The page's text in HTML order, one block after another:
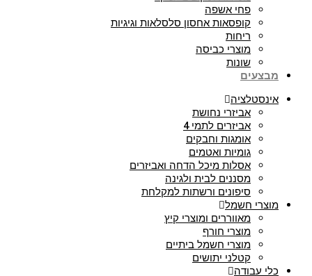
פחי אשפה
קופסאות אחסון סלסלאות וגיגיות
ריחות
מוצרי כביסה
שונות
מבצעים
אינסטלציה
אביזרי נחושת
אביזרים לתמי 4
אומגות וחבקים
גומיות ואטמים
אסלות מיכל הדחה ואביזרים
מסננים לבית ולגינה
סיפונים ורשתות למקלחת
מוצרי חשמל
מאווררים ומוצרי קיץ
מוצרי חורף
מוצרי חשמל ביתיים
קטלני יתושים
כלי עבודה